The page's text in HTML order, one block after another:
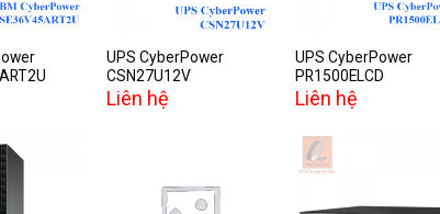
UPS CyberPower
CSN27U12V
Liên hệ
UPS CyberPower
PR1500ELCD
Liên hệ